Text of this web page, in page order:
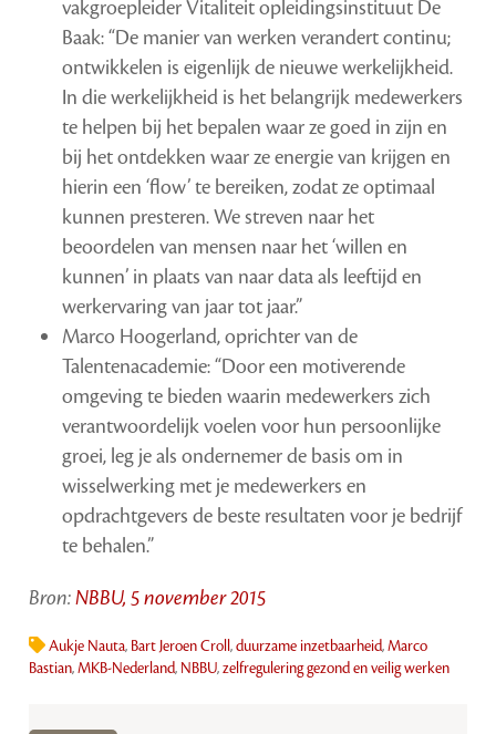
vakgroepleider Vitaliteit opleidingsinstituut De
Baak: “De manier van werken verandert continu;
ontwikkelen is eigenlijk de nieuwe werkelijkheid.
In die werkelijkheid is het belangrijk medewerkers
te helpen bij het bepalen waar ze goed in zijn en
bij het ontdekken waar ze energie van krijgen en
hierin een ‘flow’ te bereiken, zodat ze optimaal
kunnen presteren. We streven naar het
beoordelen van mensen naar het ‘willen en
kunnen’ in plaats van naar data als leeftijd en
werkervaring van jaar tot jaar.”
Marco Hoogerland, oprichter van de
Talentenacademie: “Door een motiverende
omgeving te bieden waarin medewerkers zich
verantwoordelijk voelen voor hun persoonlijke
groei, leg je als ondernemer de basis om in
wisselwerking met je medewerkers en
opdrachtgevers de beste resultaten voor je bedrijf
te behalen.”
Bron:NBBU, 5 november 2015
Aukje Nauta, Bart Jeroen Croll,duurzame inzetbaarheid,Marco
Bastian,MKB-Nederland, NBBU,zelfregulering gezond en veilig werken